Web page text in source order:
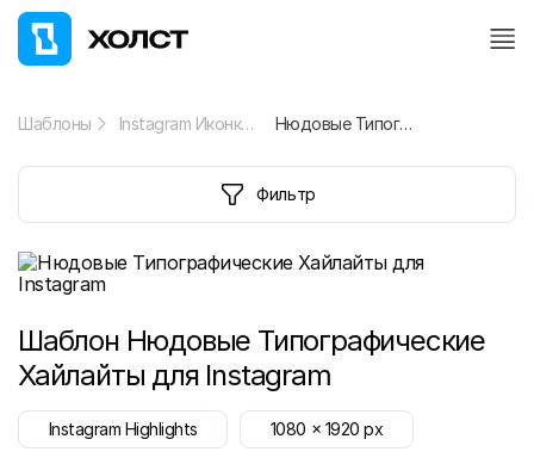
Шаблоны Instagram Иконки Нюдовые Типографические Хайлайты для Instagram
Фильтр
Шаблон Нюдовые Типографические
Хайлайты для Instagram
Instagram Highlights 1080 x 1920 px